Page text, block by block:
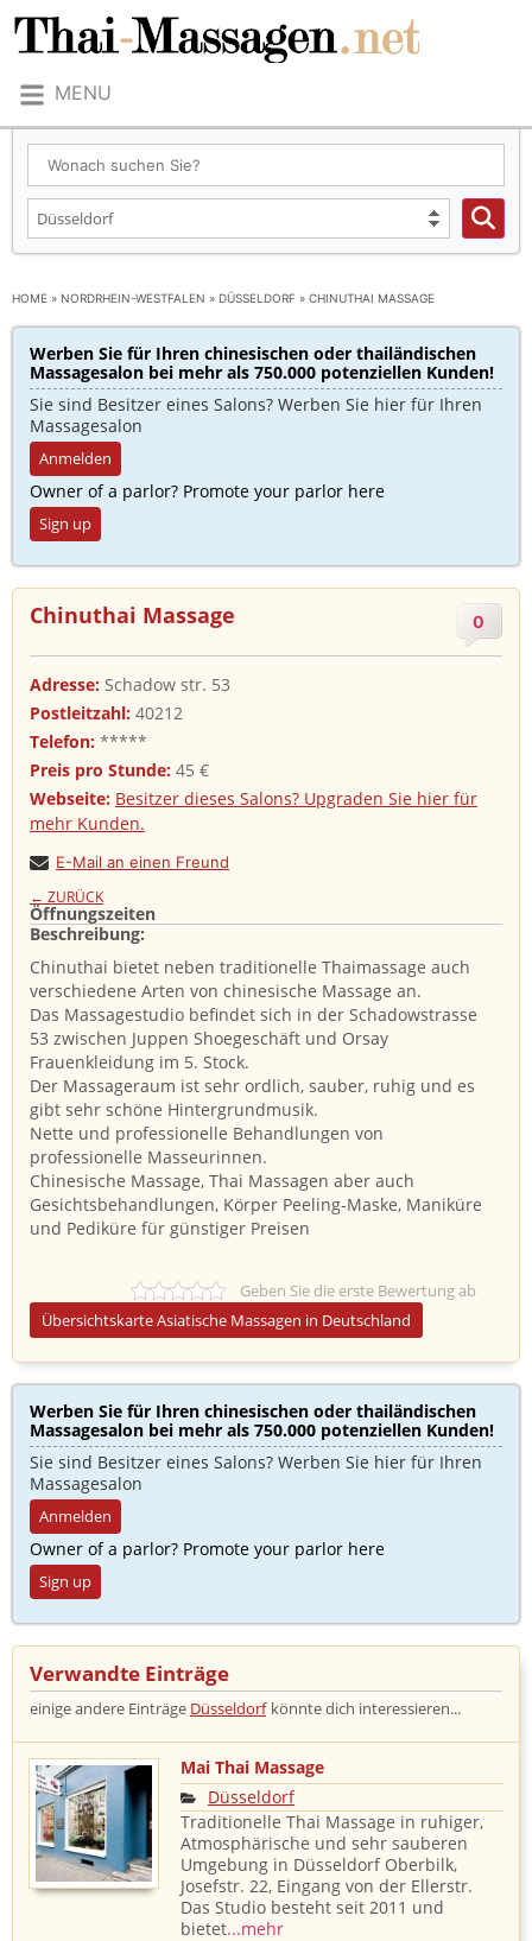
MENU
HOME » NORDRHEIN-WESTFALEN » DÜSSELDORF » CHINUTHAI MASSAGE
Werben Sie für Ihren chinesischen oder thailändischen
Massagesalon bei mehr als 750.000 potenziellen Kunden!​
Sie sind Besitzer eines Salons? Werben Sie hier für Ihren
Massagesalon
Anmelden
Owner of a parlor? Promote your parlor here
Sign up
Chinuthai Massage 0
Adresse: Schadow str. 53
Postleitzahl: 40212
Telefon: *****
Preis pro Stunde: 45 €
Webseite: Besitzer dieses Salons? Upgraden Sie hier für
mehr Kunden.
E-Mail an einen Freund
← ZURÜCK
Öffnungszeiten
Beschreibung: ​
Chinuthai bietet neben traditionelle Thaimassage auch
verschiedene Arten von chinesische Massage an.
Das Massagestudio befindet sich in der Schadowstrasse
53 zwischen Juppen Shoegeschäft und Orsay
Frauenkleidung im 5. Stock.
Der Massageraum ist sehr ordlich, sauber, ruhig und es
gibt sehr schöne Hintergrundmusik.
Nette und professionelle Behandlungen von
professionelle Masseurinnen.
Chinesische Massage, Thai Massagen aber auch
Gesichtsbehandlungen, Körper Peeling-Maske, Maniküre
und Pediküre für günstiger Preisen
Geben Sie die erste Bewertung ab
Übersichtskarte Asiatische Massagen in Deutschland
Werben Sie für Ihren chinesischen oder thailändischen
Massagesalon bei mehr als 750.000 potenziellen Kunden!​
Sie sind Besitzer eines Salons? Werben Sie hier für Ihren
Massagesalon
Anmelden
Owner of a parlor? Promote your parlor here
Sign up
Verwandte Einträge ​
einige andere Einträge Düsseldorf könnte dich interessieren...
Mai Thai Massage
Düsseldorf
Traditionelle Thai Massage in ruhiger,
Atmosphärische und sehr sauberen
Umgebung in Düsseldorf Oberbilk,
Josefstr. 22, Eingang von der Ellerstr.
Das Studio besteht seit 2011 und
bietet...mehr